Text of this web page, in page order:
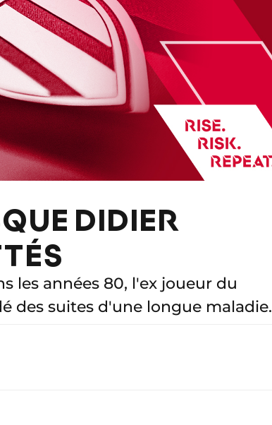
DIDIER
les années 80, l'ex joueur du
des suites d'une longue maladie.